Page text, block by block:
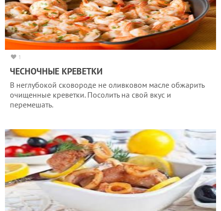
1
ЧЕСНОЧНЫЕ КРЕВЕТКИ
В неглубокой сковороде не оливковом масле обжарить
очищенные креветки. Посолить на свой вкус и
перемешать.